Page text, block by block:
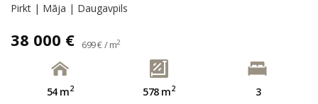
Pirkt | Māja | Daugavpils
38 000 € 699 € / m2
54 m2 578 m2 3